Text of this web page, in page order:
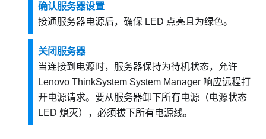
确认服务器设置
接通服务器电源后，确保 LED 点亮且为绿色。
关闭服务器
当连接到电源时，服务器保持为待机状态，允许
Lenovo ThinkSystem System Manager 响应远程打
开电源请求。要从服务器卸下所有电源（电源状态
LED 熄灭），必须拔下所有电源线。